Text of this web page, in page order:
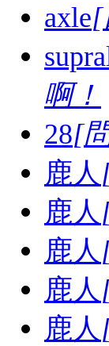
axle[
啊！
28[
鹿人
鹿人
鹿人
鹿人
鹿人